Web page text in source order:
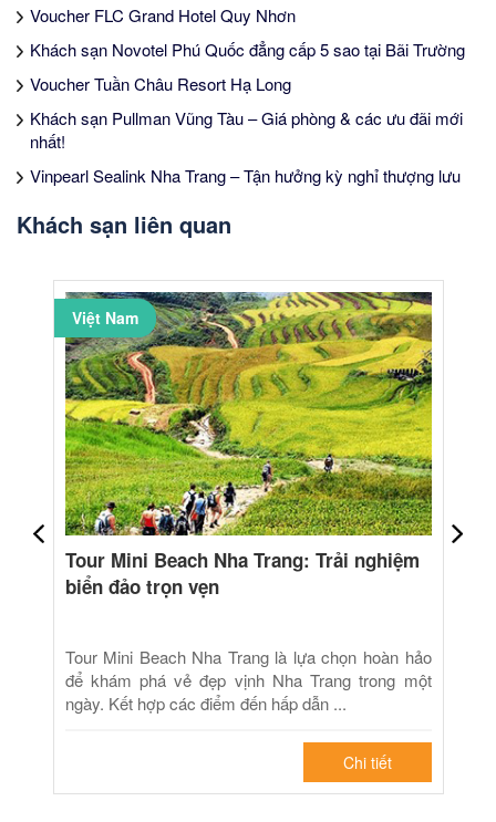
Voucher FLC Grand Hotel Quy Nhơn
Khách sạn Novotel Phú Quốc đẳng cấp 5 sao tại Bãi Trường
Voucher Tuần Châu Resort Hạ Long
Khách sạn Pullman Vũng Tàu – Giá phòng & các ưu đãi mới
nhất!
Vinpearl Sealink Nha Trang – Tận hưởng kỳ nghỉ thượng lưu
Khách sạn liên quan
Việt Nam
Tour Mini Beach Nha Trang: Trải nghiệm
biển đảo trọn vẹn
Tour Mini Beach Nha Trang là lựa chọn hoàn hảo
để khám phá vẻ đẹp vịnh Nha Trang trong một
ngày. Kết hợp các điểm đến hấp dẫn ...
Chi tiết